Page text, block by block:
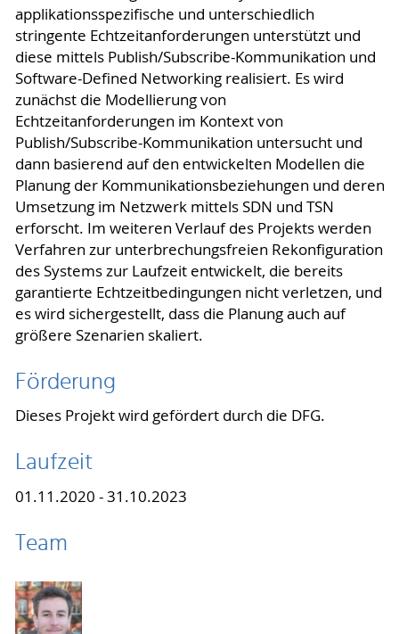
applikationsspezifische und unterschiedlich
stringente Echtzeitanforderungen unterstützt und
diese mittels Publish/Subscribe-Kommunikation und
Software-Defined Networking realisiert. Es wird
zunächst die Modellierung von
Echtzeitanforderungen im Kontext von
Publish/Subscribe-Kommunikation untersucht und
dann basierend auf den entwickelten Modellen die
Planung der Kommunikationsbeziehungen und deren
Umsetzung im Netzwerk mittels SDN und TSN
erforscht. Im weiteren Verlauf des Projekts werden
Verfahren zur unterbrechungsfreien Rekonfiguration
des Systems zur Laufzeit entwickelt, die bereits
garantierte Echtzeitbedingungen nicht verletzen, und
es wird sichergestellt, dass die Planung auch auf
größere Szenarien skaliert.
Förderung
Dieses Projekt wird gefördert durch die DFG.
Laufzeit
01.11.2020 - 31.10.2023
Team